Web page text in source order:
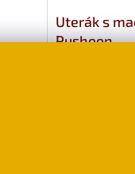
Uterák s
Pusheen